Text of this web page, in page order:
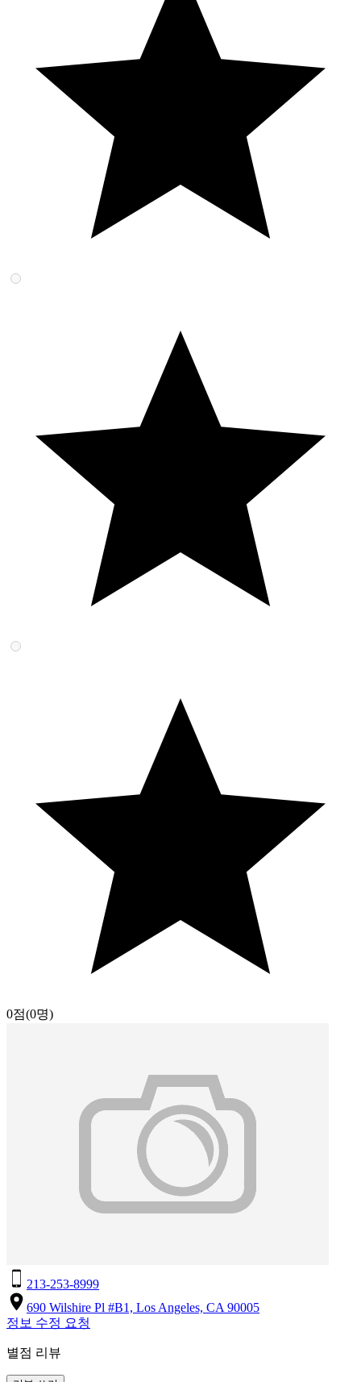
0점(0명)
213-253-8999
690 Wilshire Pl #B1, Los Angeles, CA 90005
정보 수정 요청
별점 리뷰